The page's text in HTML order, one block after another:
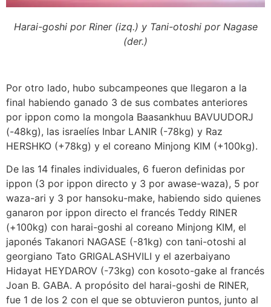
Harai-goshi por Riner (izq.) y Tani-otoshi por Nagase
(der.)
Por otro lado, hubo subcampeones que llegaron a la
final habiendo ganado 3 de sus combates anteriores
por ippon como la mongola Baasankhuu BAVUUDORJ
(-48kg), las israelíes Inbar LANIR (-78kg) y Raz
HERSHKO (+78kg) y el coreano Minjong KIM (+100kg).
De las 14 finales individuales, 6 fueron definidas por
ippon (3 por ippon directo y 3 por awase-waza), 5 por
waza-ari y 3 por hansoku-make, habiendo sido quienes
ganaron por ippon directo el francés Teddy RINER
(+100kg) con harai-goshi al coreano Minjong KIM, el
japonés Takanori NAGASE (-81kg) con tani-otoshi al
georgiano Tato GRIGALASHVILI y el azerbaiyano
Hidayat HEYDAROV (-73kg) con kosoto-gake al francés
Joan B. GABA. A propósito del harai-goshi de RINER,
fue 1 de los 2 con el que se obtuvieron puntos, junto al